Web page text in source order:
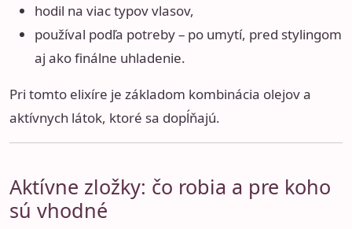
hodil na viac typov vlasov,
používal podľa potreby – po umytí, pred stylingom
aj ako finálne uhladenie.
Pri tomto elixíre je základom kombinácia olejov a
aktívnych látok, ktoré sa dopĺňajú.
Aktívne zložky: čo robia a pre koho
sú vhodné